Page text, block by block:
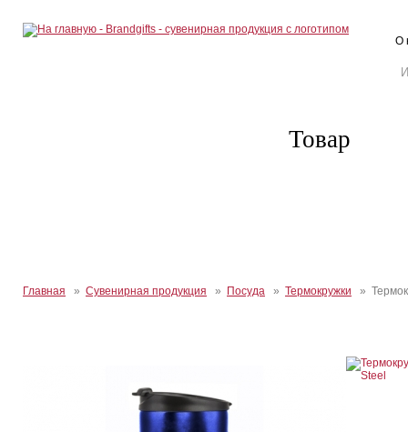
О
Товар
Главная » Сувенирная продукция » Посуда » Термокружки »